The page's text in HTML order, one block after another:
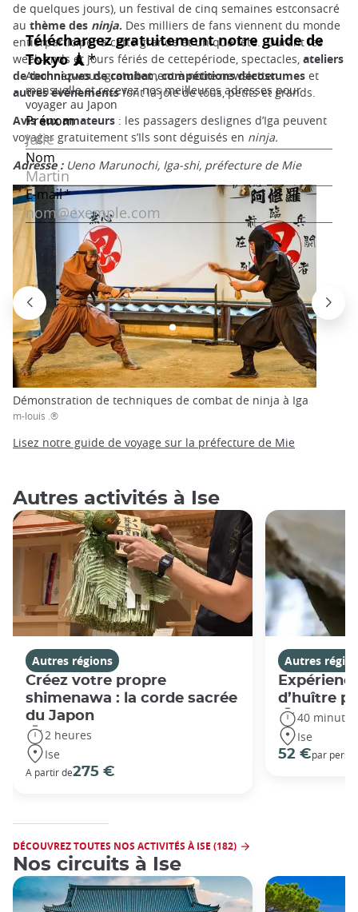
de quelques jours), un festival de cinq semaines estconsacré
au thème des ninja. Des milliers de fans viennent du monde
entierparticiper à cette grande et unique fête. Durant les
week-ends et jours fériés de cettepériode, spectacles, ateliers
de techniques de combat,compétitions decostumes et
autres événementsfont la joie de tous, petits et grands.
Avis aux amateurs : les passagers deslignes d’Iga peuvent
voyager gratuitement s’Ils sont déguisés en ninja.
Adresse :Ueno Marunochi, Iga-shi, préfecture de Mie
Démonstration de techniques de combat de ninja à Iga
m-louis .®
Lisez notre guide de voyage sur la préfecture de Mie
Autres activités à Ise
Autres régions
Créez votre propre
shimenawa : la corde sacrée
du Japon
2 heures
Ise
A partir de275 €
Autres
d’huître
40 minutes
Ise
52 €par
DÉCOUVREZ TOUTES NOS ACTIVITÉS À ISE (182)
Nos circuits à Ise